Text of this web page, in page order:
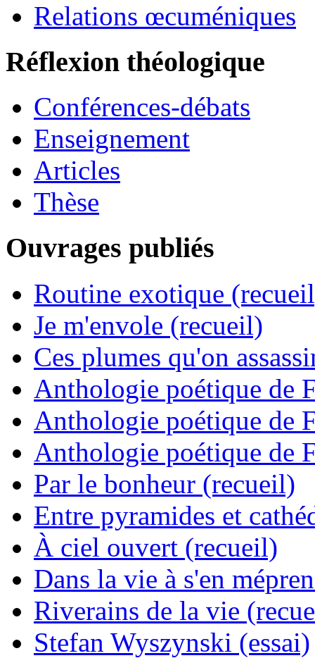
Relations œcuméniques
Réflexion théologique
Conférences-débats
Enseignement
Articles
Thèse
Ouvrages publiés
Routine exotique
Je m'envole (recueil)
Ces plumes qu'on
Anthologie poétique de
Anthologie poétique de
Anthologie poétique de
Par le bonheur (recueil)
Entre pyramides et
À ciel ouvert (recueil)
Dans la vie à s'en
Riverains de la vie
Stefan Wyszynski (essai)